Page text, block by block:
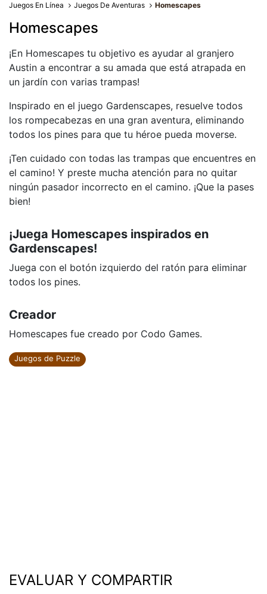
Juegos En Línea Juegos De Aventuras Homescapes
Homescapes
¡En Homescapes tu objetivo es ayudar al granjero
Austin a encontrar a su amada que está atrapada en
un jardín con varias trampas!
Inspirado en el juego Gardenscapes, resuelve todos
los rompecabezas en una gran aventura, eliminando
todos los pines para que tu héroe pueda moverse.
¡Ten cuidado con todas las trampas que encuentres en
el camino! Y preste mucha atención para no quitar
ningún pasador incorrecto en el camino. ¡Que la pases
bien!
¡Juega Homescapes inspirados en
Gardenscapes!
Juega con el botón izquierdo del ratón para eliminar
todos los pines.
Creador
Homescapes fue creado por Codo Games.
Juegos de Puzzle
EVALUAR Y COMPARTIR